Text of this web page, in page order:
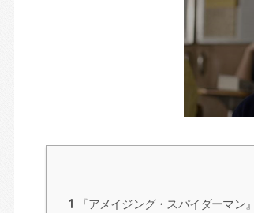
1 『アメイジング・スパイダーマン